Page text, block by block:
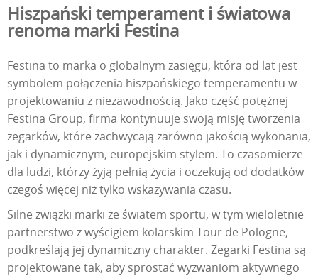
Hiszpański temperament i światowa
renoma marki Festina
Festina to marka o globalnym zasięgu, która od lat jest
symbolem połączenia hiszpańskiego temperamentu w
projektowaniu z niezawodnością. Jako część potężnej
Festina Group, firma kontynuuje swoją misję tworzenia
zegarków, które zachwycają zarówno jakością wykonania,
jak i dynamicznym, europejskim stylem. To czasomierze
dla ludzi, którzy żyją pełnią życia i oczekują od dodatków
czegoś więcej niż tylko wskazywania czasu.
Silne związki marki ze światem sportu, w tym wieloletnie
partnerstwo z wyścigiem kolarskim Tour de Pologne,
podkreślają jej dynamiczny charakter. Zegarki Festina są
projektowane tak, aby sprostać wyzwaniom aktywnego